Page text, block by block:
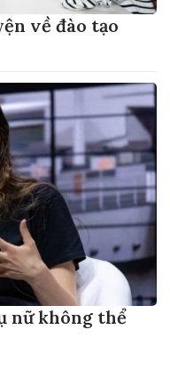
về đào tạo
nữ không thể